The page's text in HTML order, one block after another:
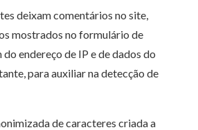
deixam comentários no site,
mostrados no formulário de
endereço de IP e de dados do
para auxiliar na detecção de
de caracteres criada a